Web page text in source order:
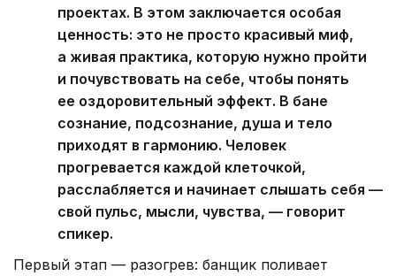
проектах. В этом заключается особая
ценность: это не просто красивый миф,
а живая практика, которую нужно пройти
и почувствовать на себе, чтобы понять
ее оздоровительный эффект. В бане
сознание, подсознание, душа и тело
приходят в гармонию. Человек
прогревается каждой клеточкой,
расслабляется и начинает слышать себя —
свой пульс, мысли, чувства, — говорит
спикер.
Первый этап — разогрев: банщик поливает